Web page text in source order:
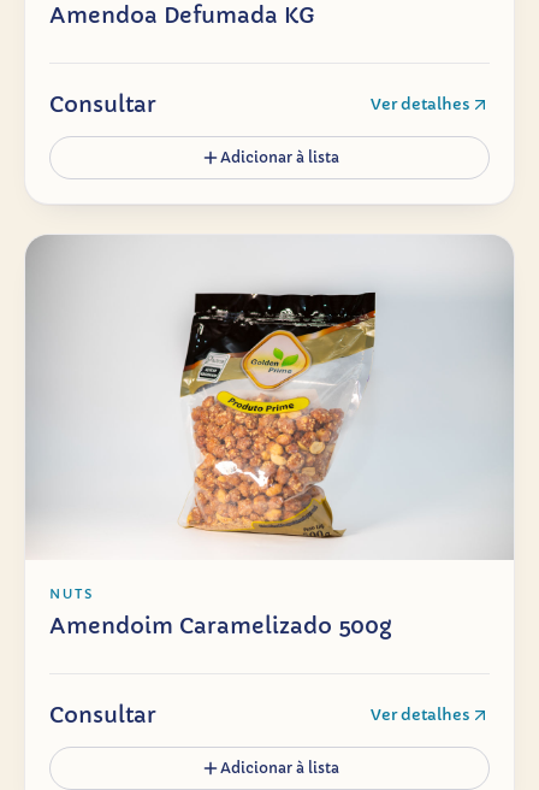
Amendoa Defumada KG
Consultar Ver detalhes
Adicionar à lista
NUTS
Amendoim Caramelizado 500g
Consultar Ver detalhes
Adicionar à lista